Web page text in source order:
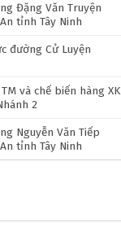
Đặng Văn Truyện
tỉnh Tây Ninh
đường Cử Luyện
và chế biến hàng XK
2
Nguyễn Văn Tiếp
tỉnh Tây Ninh